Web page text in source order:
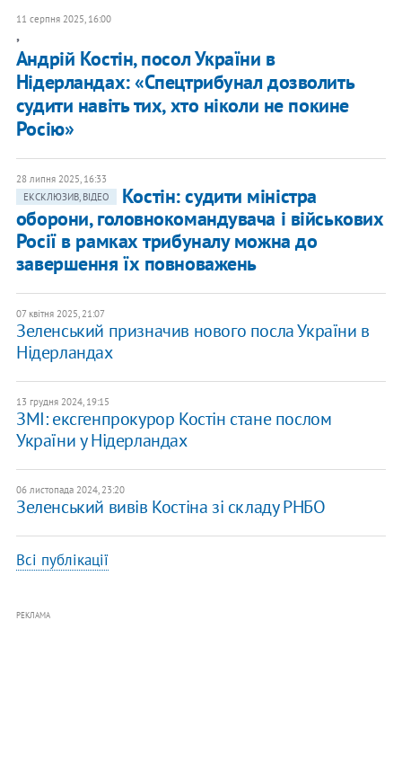
11 серпня 2025, 16:00
,
Андрій Костін, посол України в
Нідерландах: «Спецтрибунал дозволить
судити навіть тих, хто ніколи не покине
Росію»
28 липня 2025, 16:33
ЕКСКЛЮЗИВ, ВІДЕО
Костін: судити міністра
оборони, головнокомандувача і військових
Росії в рамках трибуналу можна до
завершення їх повноважень
07 квітня 2025, 21:07
Зеленський призначив нового посла України в
Нідерландах
13 грудня 2024, 19:15
ЗМІ: ексгенпрокурор Костін стане послом
України у Нідерландах
06 листопада 2024, 23:20
Зеленський вивів Костіна зі складу РНБО
Всі публікації
РЕКЛАМА